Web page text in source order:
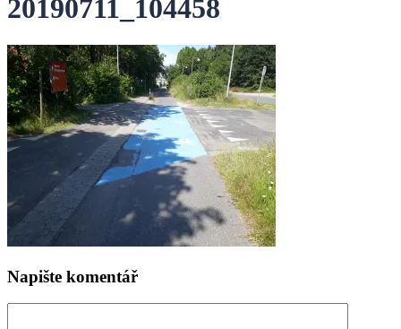
20190711_104458
Napište komentář